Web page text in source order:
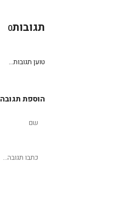
תגובות0
טוען תגובות...
הוספת תגובה